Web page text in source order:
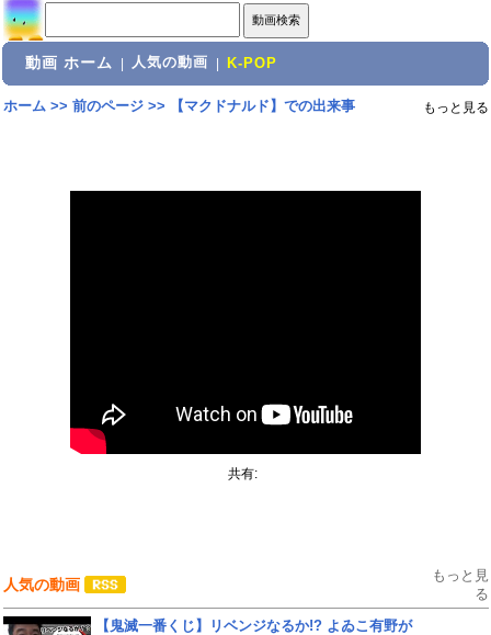
動画 ホーム 人気の動画 K-POP
ホーム>> 前のページ>> 【マクドナルド】での出来事 もっと見る
共有:
人気の動画
もっと見
る
【鬼滅一番くじ】リベンジなるか!? よゐこ有野が